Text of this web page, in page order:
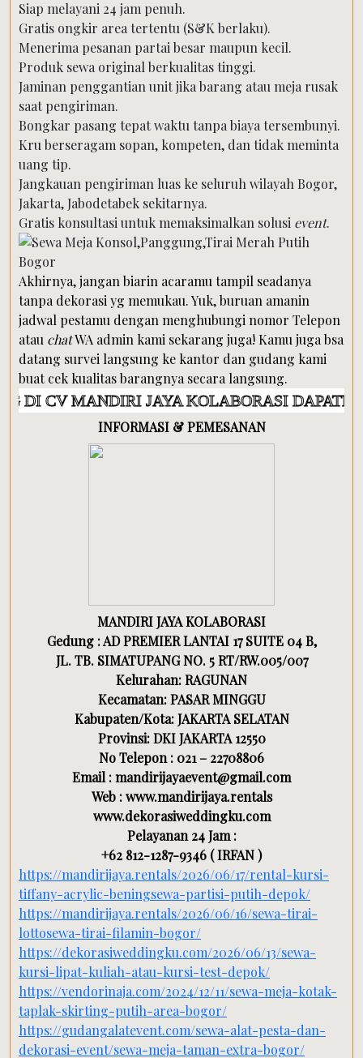
Siap melayani 24 jam penuh.
Gratis ongkir area tertentu (S&K berlaku).
Menerima pesanan partai besar maupun kecil.
Produk sewa original berkualitas tinggi.
Jaminan penggantian unit jika barang atau meja rusak
saat pengiriman.
Bongkar pasang tepat waktu tanpa biaya tersembunyi.
Kru berseragam sopan, kompeten, dan tidak meminta
uang tip.
Jangkauan pengiriman luas ke seluruh wilayah Bogor,
Jakarta, Jabodetabek sekitarnya.
Gratis konsultasi untuk memaksimalkan solusi event.
Akhirnya, jangan biarin acaramu tampil seadanya
tanpa dekorasi yg memukau. Yuk, buruan amanin
jadwal pestamu dengan menghubungi nomor Telepon
atau chatWA admin kami sekarang juga! Kamu juga bsa
datang survei langsung ke kantor dan gudang kami
buat cek kualitas barangnya secara langsung.
JAYA KOLABORASI DAPATKAN
INFORMASI & PEMESANAN
MANDIRI JAYA KOLABORASI
Gedung : AD PREMIER LANTAI 17 SUITE 04 B,
JL. TB. SIMATUPANG NO. 5 RT/RW.005/007
Kelurahan: RAGUNAN
Kecamatan: PASAR MINGGU
Kabupaten/Kota: JAKARTA SELATAN
Provinsi: DKI JAKARTA 12550
No Telepon : 021 – 22708806
Email : mandirijayaevent@gmail.com
Web : www.mandirijaya.rentals
www.dekorasiweddingku.com
Pelayanan 24 Jam :
+62 812-1287-9346 ( IRFAN )
https://mandirijaya.rentals/2026/06/17/rental-kursi-
tiffany-acrylic-beningsewa-partisi-putih-depok/
https://mandirijaya.rentals/2026/06/16/sewa-tirai-
lottosewa-tirai-filamin-bogor/
https://dekorasiweddingku.com/2026/06/13/sewa-
kursi-lipat-kuliah-atau-kursi-test-depok/
https://vendorinaja.com/2024/12/11/sewa-meja-kotak-
taplak-skirting-putih-area-bogor/
https://gudangalatevent.com/sewa-alat-pesta-dan-
dekorasi-event/sewa-meja-taman-extra-bogor/